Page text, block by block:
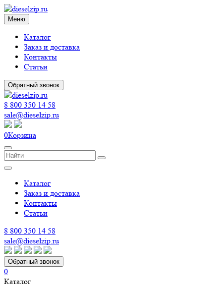
Меню
Каталог
Заказ и доставка
Контакты
Статьи
Обратный звонок
8 800 350 14 58
sale@dieselzip.ru
0Корзина
Каталог
Заказ и доставка
Контакты
Статьи
8 800 350 14 58
sale@dieselzip.ru
Обратный звонок
0
Каталог